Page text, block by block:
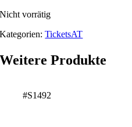
Nicht vorrätig
Kategorien:TicketsAT
Weitere Produkte
#S1492